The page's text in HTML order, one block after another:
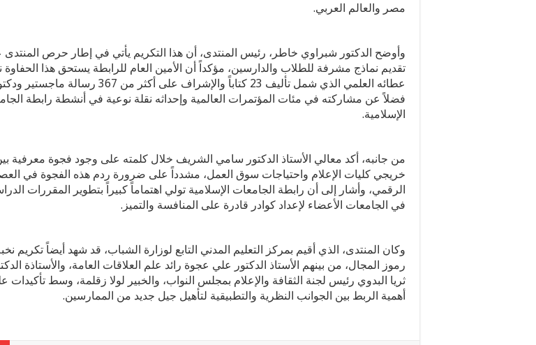
مصر والعالم العربي.
وأوضح الدكتور شبراوي خاطر، رئيس المنتدى، أن هذا التكريم يأتي في إطار حرص
تقديم نماذج مشرفة للطلاب والدارسين، مؤكداً أن الأمين العام للرابطة يستحق هذا الحفاوة
عطائه العلمي الذي شمل تأليف 23 كتاباً والإشراف على أكثر من 367 رسالة
فضلاً عن مشاركته في مئات المؤتمرات العالمية وإحداثه نقلة نوعية في أنشطة رابطة
الإسلامية.
من جانبه، أكد معالي الأستاذ الدكتور سامي الشريف خلال كلمته على وجود فجوة معرفية
خريجي كليات الإعلام واحتياجات سوق العمل، مشدداً على ضرورة ردم هذه الفجوة في
الرقمي، وأشار إلى أن رابطة الجامعات الإسلامية تولي اهتماماً كبيراً بتطوير المقررات
في الجامعات الأعضاء لإعداد كوادر قادرة على المنافسة والتميز.
وكان المنتدى، الذي أقيم بمركز التعليم المدني التابع لوزارة الشباب، قد شهد أيضاً تكريم
رموز المجال، من بينهم الأستاذ الدكتور علي عجوة رائد علم العلاقات العامة، والأستاذة
ثريا البدوي رئيس لجنة الثقافة والإعلام بمجلس النواب، والخبير لولا زقلمة، وسط تأكيدات
أهمية الربط بين الجوانب النظرية والتطبيقية لتأهيل جيل جديد من الممارسين.